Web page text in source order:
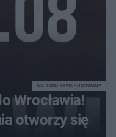
Wrocławia!
otworzy się
MATERIAŁ SPONSOROWANY